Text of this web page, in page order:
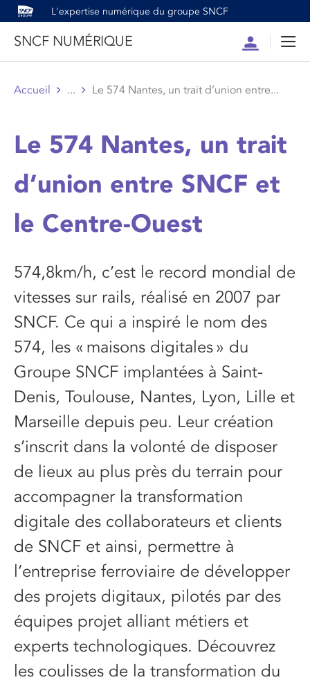
L'expertise numérique du groupe SNCF
SNCF NUMÉRIQUE
Compte
Accueil ... Le 574 Nantes, un trait d’union entre...
Le 574 Nantes, un trait
d’union entre SNCF et
le Centre-Ouest
574,8km/h, c’est le record mondial de
vitesses sur rails, réalisé en 2007 par
SNCF. Ce qui a inspiré le nom des
574, les « maisons digitales » du
Groupe SNCF implantées à Saint-
Denis, Toulouse, Nantes, Lyon, Lille et
Marseille depuis peu. Leur création
s’inscrit dans la volonté de disposer
de lieux au plus près du terrain pour
accompagner la transformation
digitale des collaborateurs et clients
de SNCF et ainsi, permettre à
l’entreprise ferroviaire de développer
des projets digitaux, pilotés par des
équipes projet alliant métiers et
experts technologiques. Découvrez
les coulisses de la transformation du